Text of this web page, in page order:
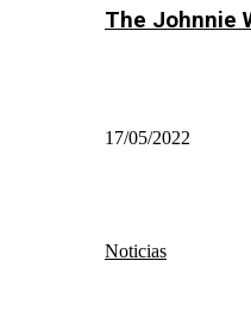
The Johnnie
17/05/2022
Noticias